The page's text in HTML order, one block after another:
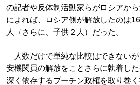
の記者や反体制活動家らがロシアか
によれば、ロシア側が解放したのは
人（さらに、子供２人）だった。
人数だけで単純な比較はできない
安機関員の解放をことさらに執着し
深く依存するプーチン政権を取り巻